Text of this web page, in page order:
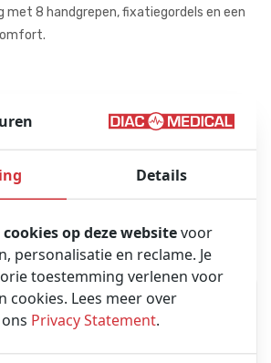
8 handgrepen, fixatiegordels en een
polyester
Details
op deze websitevoor
personalisatie en reclame. Je
toestemming verlenen voor
cookies. Lees meer over
Privacy Statement.